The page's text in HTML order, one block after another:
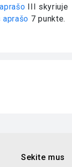
III skyriuje
7 punkte.
Sekite mus